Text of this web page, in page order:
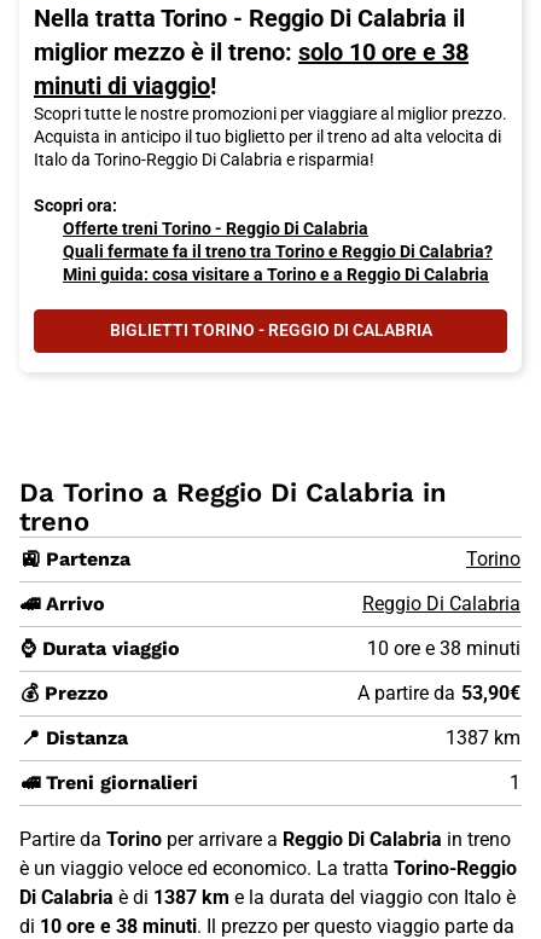
Nella tratta Torino - Reggio Di Calabria il
miglior mezzo è il treno: solo 10 ore e 38
minuti di viaggio!
Scopri tutte le nostre promozioni per viaggiare al miglior prezzo.
Acquista in anticipo il tuo biglietto per il treno ad alta velocita di
Italo da Torino-Reggio Di Calabria e risparmia!
Scopri ora:
Offerte treni Torino - Reggio Di Calabria
Quali fermate fa il treno tra Torino e Reggio Di Calabria?
Mini guida: cosa visitare a Torino e a Reggio Di Calabria
BIGLIETTI TORINO - REGGIO DI CALABRIA
Da Torino a Reggio Di Calabria in
treno
🚉 Partenza
Torino
🚄 Arrivo
Reggio Di Calabria
⌚ Durata viaggio
10 ore e 38 minuti
💰 Prezzo
A partire da 53,90€
📍 Distanza
1387 km
🚅 Treni giornalieri
1
Partire da Torino per arrivare a Reggio Di Calabria in treno
è un viaggio veloce ed economico. La tratta Torino-Reggio
Di Calabria è di 1387 km e la durata del viaggio con Italo è
di 10 ore e 38 minuti. Il prezzo per questo viaggio parte da